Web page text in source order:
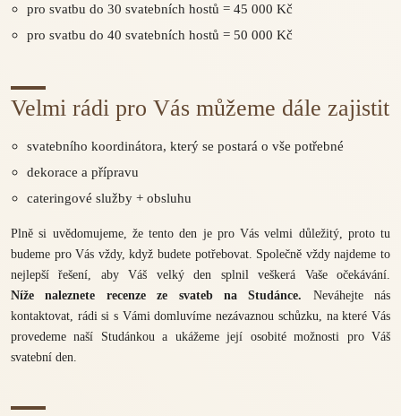
pro svatbu do 30 svatebních hostů = 45 000 Kč
pro svatbu do 40 svatebních hostů = 50 000 Kč
Velmi rádi pro Vás můžeme dále zajistit
svatebního koordinátora, který se postará o vše potřebné
dekorace a přípravu
cateringové služby + obsluhu
Plně si uvědomujeme, že tento den je pro Vás velmi důležitý, proto tu
budeme pro Vás vždy, když budete potřebovat. Společně vždy najdeme to
nejlepší řešení, aby Váš velký den splnil veškerá Vaše očekávání.
Níže naleznete recenze ze svateb na Studánce. Neváhejte nás
kontaktovat, rádi si s Vámi domluvíme nezávaznou schůzku, na které Vás
provedeme naší Studánkou a ukážeme její osobité možnosti pro Váš
svatební den.